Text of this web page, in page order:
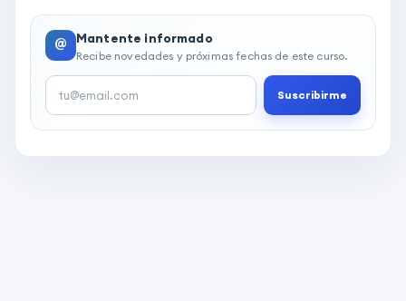
@ Mantente informado
Recibe novedades y próximas fechas de este curso.
Suscribirme